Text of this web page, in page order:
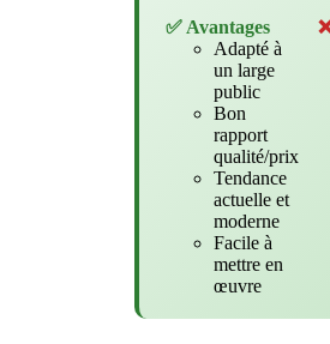
✅ Avantages
Adapté à
un large
public
Bon
rapport
qualité/prix
Tendance
actuelle et
moderne
Facile à
mettre en
œuvre